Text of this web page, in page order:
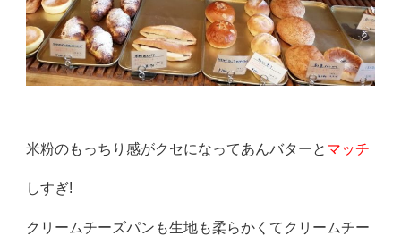
米粉のもっちり感がクセになってあんバターと マッチ
しすぎ!
クリームチーズパンも生地も柔らかくてクリームチー